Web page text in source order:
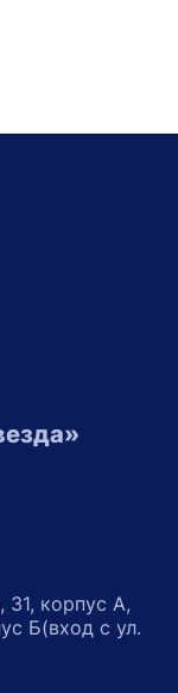
31, корпус А,
Б(вход с ул.